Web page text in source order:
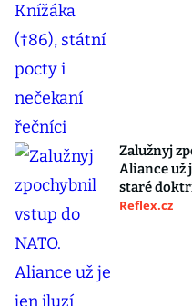
Zalužnyj
Aliance už
staré
Reflex.cz